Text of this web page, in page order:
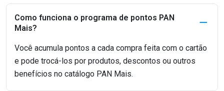
Como funciona o programa de pontos PAN
Mais?
Você acumula pontos a cada compra feita com o cartão
e pode trocá-los por produtos, descontos ou outros
benefícios no catálogo PAN Mais.